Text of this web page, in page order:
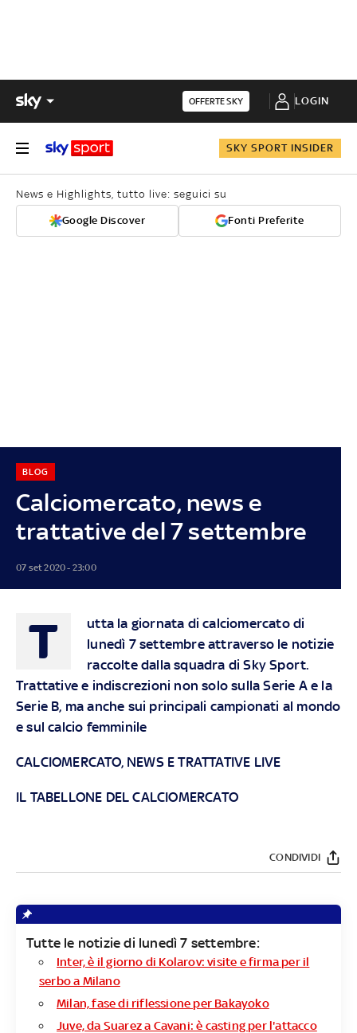
OFFERTE SKY LOGIN
SKY SPORT INSIDER
News e Highlights, tutto live: seguici su
Google Discover Fonti Preferite
Calciomercato, news e
trattative del 7 settembre
BLOG
07 set 2020 - 23:00
T
utta la giornata di calciomercato di
lunedì 7 settembre attraverso le notizie
raccolte dalla squadra di Sky Sport.
Trattative e indiscrezioni non solo sulla Serie A e la
Serie B, ma anche sui principali campionati al mondo
e sul calcio femminile
CALCIOMERCATO, NEWS E TRATTATIVE LIVE
IL TABELLONE DEL CALCIOMERCATO
CONDIVIDI
Tutte le notizie di lunedì 7 settembre:
Inter, è il giorno di Kolarov: visite e firma per il
serbo a Milano
Milan, fase di riflessione per Bakayoko
Juve, da Suarez a Cavani: è casting per l'attacco